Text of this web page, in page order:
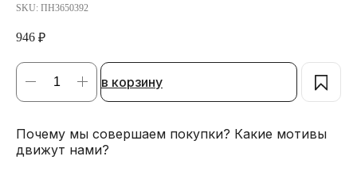
SKU: ПН3650392
946 ₽
в корзину
Почему мы совершаем покупки? Какие мотивы
движут нами?